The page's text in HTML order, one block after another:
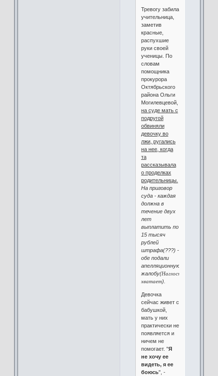
Тревогу забила
учительница,
заметив
красные,
распухшие
руки своей
ученицы. По
словам
помощника
прокурора
Октябрьского
района Ольги
Могилевцевой,
на суде мать с
подругой
обвиняли
девочку во
лжи, ругались
на нее, когда
та
рассказывала
о проделках
родительницы.
На приговор
суда - каждая
должна в
течение двух
лет
выплатить по
15 тысяч
рублей
штрафа(???) -
обе подали
апелляционную
жалобу(Наглости
хватает).
Девочка
сейчас живет с
бабушкой,
мать у них
практически не
появляется и
ничем не
помогает. "Я
не хочу ее
видеть, я ее
боюсь", -